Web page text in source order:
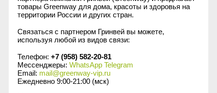
Для детей
Эфирные масла
Детская косметика
Функциональные леденцы
Чай для похудения
Foet
Ecopam
товары Greenway для дома, красоты и здоровья на
территории России и других стран.
Связаться с партнером Гринвей вы можете,
используя любой из видов связи:
Телефон: +7 (958) 582-20-81
Мессенджеры: WhatsApp Telegram
Email: mail@greenway-vip.ru
Ежедневно 9:00-21:00 (мск)